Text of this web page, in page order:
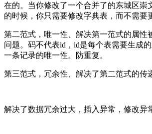
在的。当你修改了一个合并了的东城区崇
的时候，你只需要修改字典表，而不需要
第二范式，唯一性、解决第一范式的属性
问题。码不代表id，id是每个表需要生成
一条记录的唯一性。防重复。
第三范式，冗余性、解决了第二范式的传
解决了数据冗余过大，插入异常，修改异